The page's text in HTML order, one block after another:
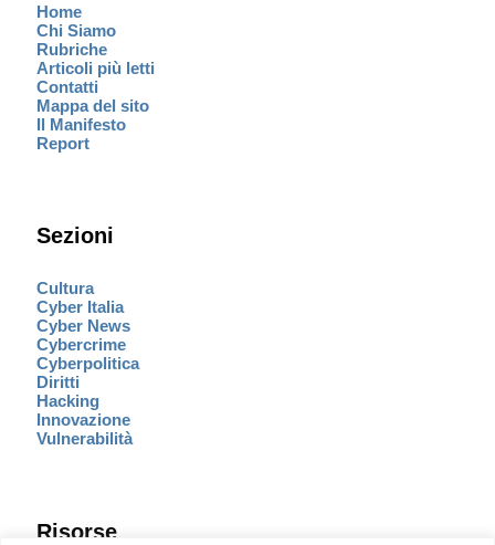
Home
Chi Siamo
Rubriche
Articoli più letti
Contatti
Mappa del sito
Il Manifesto
Report
Sezioni
Cultura
Cyber Italia
Cyber News
Cybercrime
Cyberpolitica
Diritti
Hacking
Innovazione
Vulnerabilità
Risorse